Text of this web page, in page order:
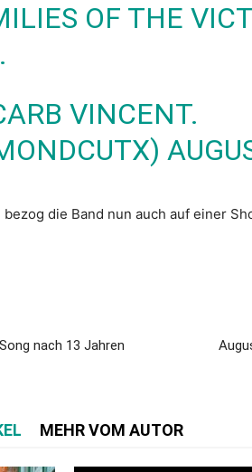
OF THE
VINCENT.
die Band nun auch auf einer
nach 13 Jahren
MEHR VOM AUTOR